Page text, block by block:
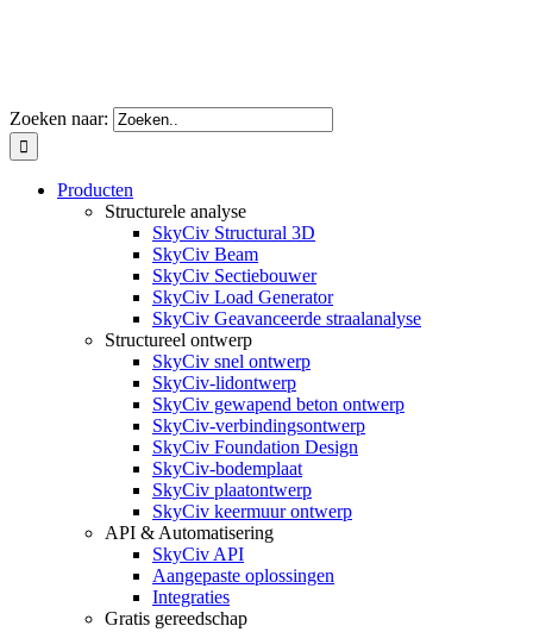
Zoeken naar:
Producten
Structurele analyse
SkyCiv Structural 3D
SkyCiv Beam
SkyCiv Sectiebouwer
SkyCiv Load Generator
SkyCiv Geavanceerde straalanalyse
Structureel ontwerp
SkyCiv snel ontwerp
SkyCiv-lidontwerp
SkyCiv gewapend beton ontwerp
SkyCiv-verbindingsontwerp
SkyCiv Foundation Design
SkyCiv-bodemplaat
SkyCiv plaatontwerp
SkyCiv keermuur ontwerp
API & Automatisering
SkyCiv API
Aangepaste oplossingen
Integraties
Gratis gereedschap